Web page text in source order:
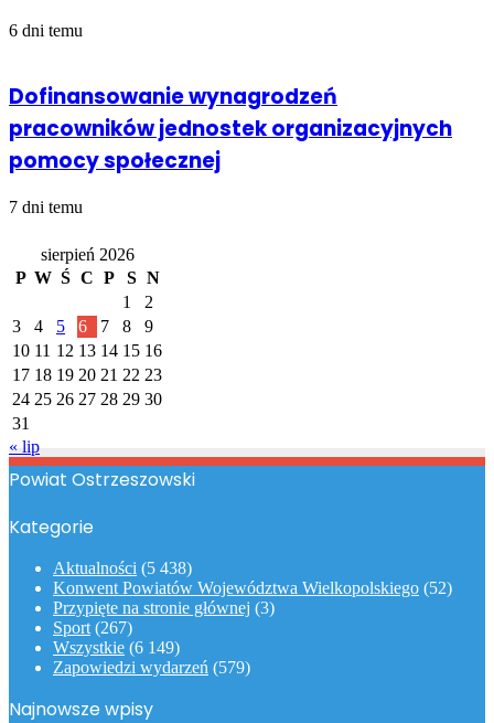
6 dni temu
Dofinansowanie wynagrodzeń
pracowników jednostek organizacyjnych
pomocy społecznej
7 dni temu
sierpień 2026
P W Ś C P S N
1
2
3
4 5 6 7 8
9
10 11 12 13 14 15 16
17 18 19 20 21 22 23
24 25 26 27 28 29 30
31
« lip
Powiat Ostrzeszowski
Kategorie
Aktualności (5 438)
Konwent Powiatów Województwa Wielkopolskiego (52)
Przypięte na stronie głównej (3)
Sport (267)
Wszystkie (6 149)
Zapowiedzi wydarzeń (579)
Najnowsze wpisy